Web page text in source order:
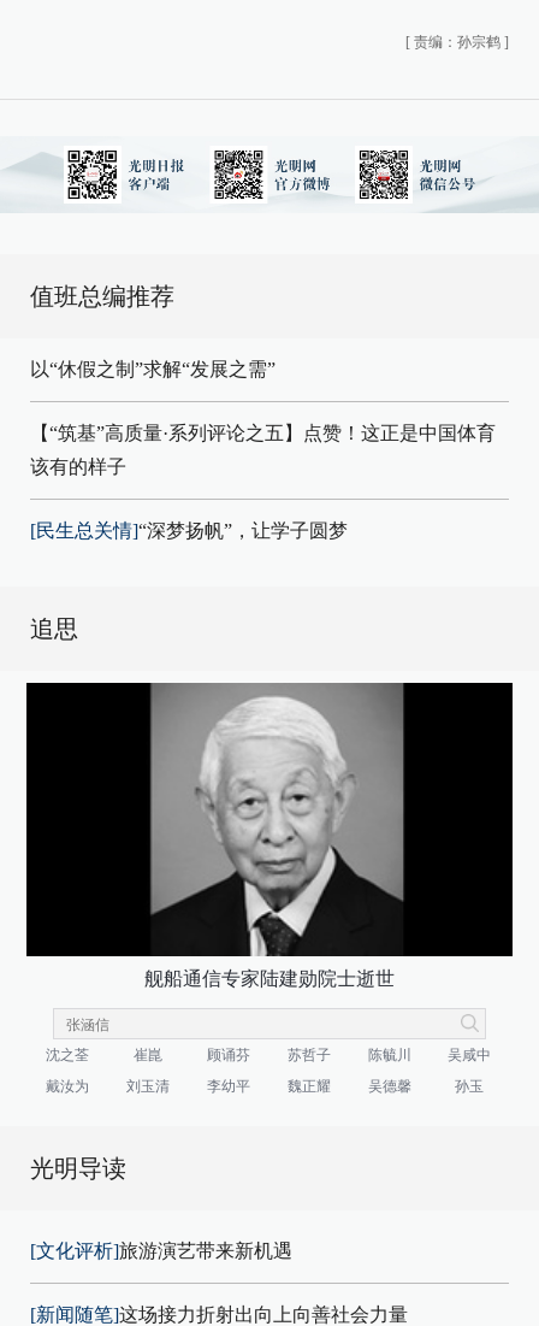
[ 责编：孙宗鹤 ]
值班总编推荐
以“休假之制”求解“发展之需”
【“筑基”高质量·系列评论之五】点赞！这正是中国体育
该有的样子
[民生总关情]“深梦扬帆”，让学子圆梦
追思
舰船通信专家陆建勋院士逝世
沈之荃 崔崑 顾诵芬 苏哲子 陈毓川
吴咸中
戴汝为
刘玉清 李幼平 魏正耀 吴德馨 孙玉
光明导读
[文化评析]旅游演艺带来新机遇
[新闻随笔]这场接力折射出向上向善社会力量